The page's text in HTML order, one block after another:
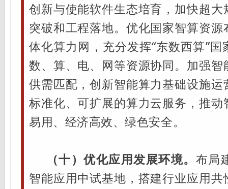
创新与使能软件生态培育，加快超
突破和工程落地。优化国家智算资
体化算力网，充分发挥“东数西算”
数、算、电、网等资源协同。加强
供需匹配，创新智能算力基础设施
标准化、可扩展的算力云服务，推
易用、经济高效、绿色安全。
（十）优化应用发展环境。 布局
智能应用中试基地，搭建行业应用